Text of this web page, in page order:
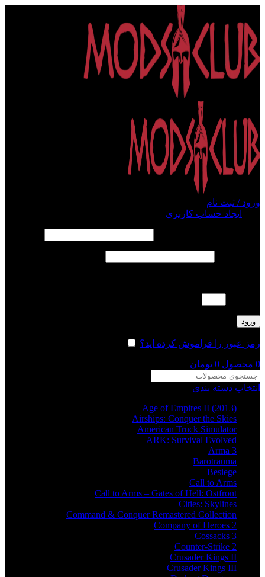
ورود / ثبت نام
ایجاد حساب کاربری
ورود
رمز عبور را فراموش کرده اید؟
0 محصول 0 تومان
انتخاب دسته بندی
Age of Empires II (2013)
Airships: Conquer the Skies
American Truck Simulator
ARK: Survival Evolved
Arma 3
Barotrauma
Besiege
Call to Arms
Call to Arms – Gates of Hell: Ostfront
Cities: Skylines
Command & Conquer Remastered Collection
Company of Heroes 2
Cossacks 3
Counter-Strike 2
Crusader Kings II
Crusader Kings III